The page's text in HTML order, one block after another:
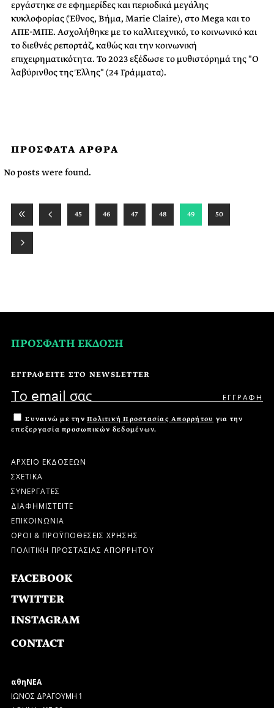
εργάστηκε σε εφημερίδες και περιοδικά μεγάλης
κυκλοφορίας (Έθνος, Βήμα, Marie Claire), στο Mega και το
ΑΠΕ-ΜΠΕ. Ασχολήθηκε με το καλλιτεχνικό, το κοινωνικό και
το διεθνές ρεπορτάζ, καθώς και την κοινωνική
επιχειρηματικότητα. Το 2023 εξέδωσε το μυθιστόρημά της "Ο
λαβύρινθος της Έλλης" (24 Γράμματα).
ΠΡΟΣΦΑΤΑ ΑΡΘΡΑ
No posts were found.
45 46 47 48 49 50
ΠΡΟΣΦΑΤΗ ΕΚΔΟΣΗ
ΕΓΓΡΑΦΕΙΤΕ ΣΤΟ NEWSLETTER
Συναινώ με την Πολιτική Προστασίας Απορρήτου για την
επεξεργασία προσωπικών δεδομένων.
ΑΡΧΕΙΟ ΕΚΔΟΣΕΩΝ
ΣΧΕΤΙΚΑ
ΣΥΝΕΡΓΑΤΕΣ
ΔΙΑΦΗΜΙΣΤΕΙΤΕ
ΕΠΙΚΟΙΝΩΝΙΑ
ΟΡΟΙ & ΠΡΟΫΠΟΘΕΣΕΙΣ ΧΡΗΣΗΣ
ΠΟΛΙΤΙΚΗ ΠΡΟΣΤΑΣΙΑΣ ΑΠΟΡΡΗΤΟΥ
FACEBOOK
TWITTER
INSTAGRAM
CONTACT
αθηΝΕΑ
ΙΩΝΟΣ ΔΡΑΓΟΥΜΗ 1